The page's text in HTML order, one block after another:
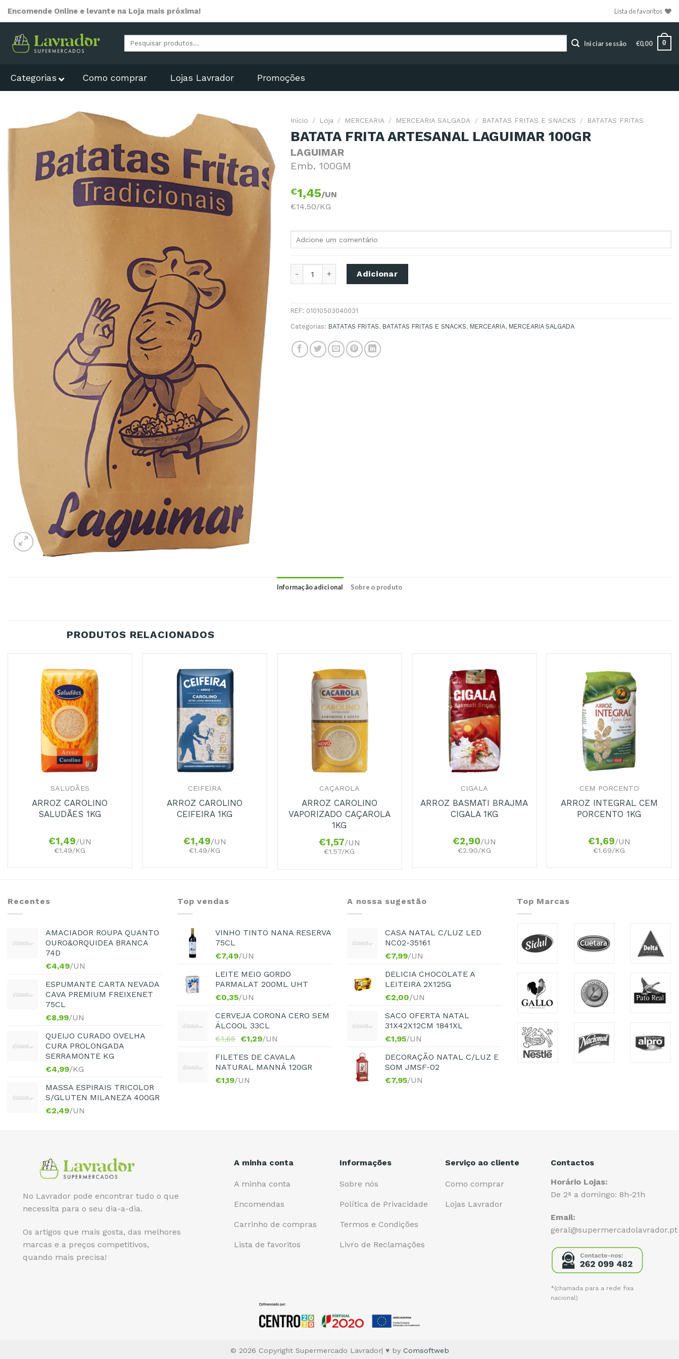
Encomende Online e levante na Loja mais próxima! Lista de favoritos
Pesquisar
Iniciar sessão €0,00 0
Categorias Como comprar Lojas Lavrador Promoções
Início / Loja / MERCEARIA / MERCEARIA SALGADA / BATATAS FRITAS E SNACKS / BATATAS FRITAS
BATATA FRITA ARTESANAL LAGUIMAR 100GR
LAGUIMAR
Emb. 100GM
€1,45/UN
€14.50/KG
Adicionar
REF: 01010503040031
Categorias: BATATAS FRITAS, BATATAS FRITAS E SNACKS, MERCEARIA, MERCEARIA SALGADA
Informação adicional Sobre o produto
PRODUTOS RELACIONADOS
SALUDÃES
ARROZ CAROLINO
SALUDÃES 1KG
€1,49/UN
€1.49/KG
CEIFEIRA
ARROZ CAROLINO
CEIFEIRA 1KG
€1,49/UN
€1.49/KG
CAÇAROLA
ARROZ CAROLINO
VAPORIZADO CAÇAROLA
1KG
€1,57/UN
€1.57/KG
CIGALA
ARROZ BASMATI BRAJMA
CIGALA 1KG
€2,90/UN
€2.90/KG
CEM PORCENTO
ARROZ INTEGRAL CEM
PORCENTO 1KG
€1,69/UN
€1.69/KG
Recentes
AMACIADOR ROUPA QUANTO
OURO&ORQUIDEA BRANCA
74D
€4,49/UN
ESPUMANTE CARTA NEVADA
CAVA PREMIUM FREIXENET
75CL
€8,99/UN
QUEIJO CURADO OVELHA
CURA PROLONGADA
SERRAMONTE KG
€4,99/KG
MASSA ESPIRAIS TRICOLOR
S/GLUTEN MILANEZA 400GR
€2,49/UN
Top vendas
VINHO TINTO NANA RESERVA
75CL
€7,49/UN
LEITE MEIO GORDO
PARMALAT 200ML UHT
€0,35/UN
CERVEJA CORONA CERO SEM
ÁLCOOL 33CL
€1,65 €1,29/UN
FILETES DE CAVALA
NATURAL MANNÁ 120GR
€1,19/UN
A nossa sugestão
CASA NATAL C/LUZ LED
NC02-35161
€7,99/UN
DELICIA CHOCOLATE A
LEITEIRA 2X125G
€2,00/UN
SACO OFERTA NATAL
31X42X12CM 1841XL
€1,95/UN
DECORAÇÃO NATAL C/LUZ E
SOM JMSF-02
€7,95/UN
Top Marcas
No Lavrador pode encontrar tudo o que
necessita para o seu dia-a-dia.
Os artigos que mais gosta, das melhores
marcas e a preços competitivos,
quando mais precisa!
A minha conta
A minha conta
Encomendas
Carrinho de compras
Lista de favoritos
Informações
Sobre nós
Política de Privacidade
Termos e Condições
Livro de Reclamações
Serviço ao cliente
Como comprar
Lojas Lavrador
Contactos
Horário Lojas:
De 2ª a domingo: 8h-21h
Email:
geral@supermercadolavrador.pt
*(chamada para a rede fixa
nacional)
© 2026 Copyright Supermercado Lavrador| ♥ by Comsoftweb